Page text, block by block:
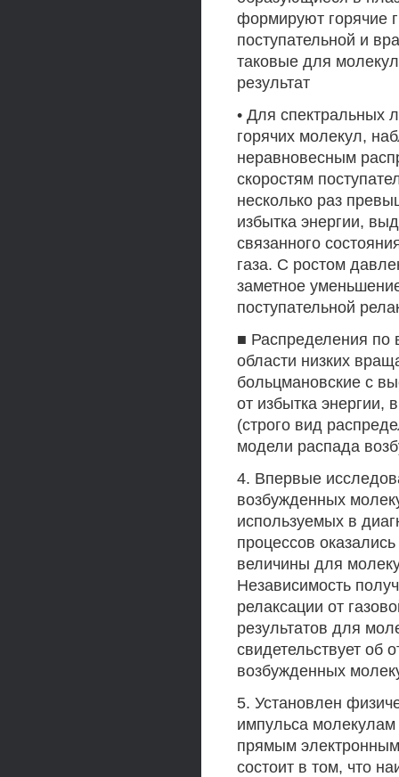
формируют горячие
поступательной и
таковые для
результат
• Для спектральных
горячих молекул,
неравновесным
скоростям
несколько раз
избытка энергии,
связанного
газа. С ростом
заметное
поступательной
■ Распределения по
области низких
больцмановские с
от избытка
(строго вид
модели распада
4. Впервые
возбужденных
используемых в
процессов
величины для
Независимость
релаксации от
результатов для
свидетельствует об
возбужденных
5. Установлен
импульса молекулам
прямым
состоит в том, что